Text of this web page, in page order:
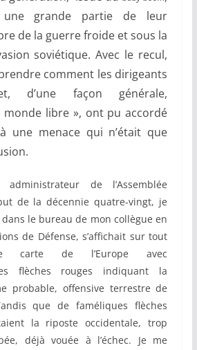
une grande partie de leur
de la guerre froide et sous la
soviétique. Avec le recul,
comment les dirigeants
d’une façon générale,
monde libre », ont pu accordé
une menace qui n’était que
de l’Assemblée
de la décennie quatre-vingt, je
le bureau de mon collègue en
de Défense, s’affichait sur tout
de l’Europe avec
flèches rouges indiquant la
probable, offensive terrestre de
que de faméliques flèches
la riposte occidentale, trop
déjà vouée à l’échec. Je me